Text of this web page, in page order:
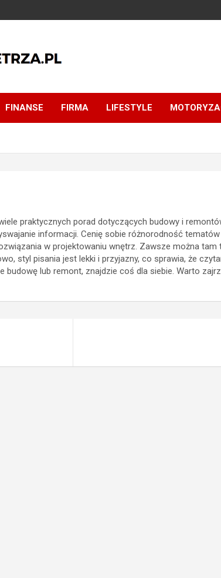
FINANSE FIRMA LIFESTYLE
praktycznych porad dotyczących budowy i
informacji. Cenię sobie różnorodność
w projektowaniu wnętrz. Zawsze można tam
styl pisania jest lekki i przyjazny, co sprawia, że
budowę lub remont, znajdzie coś dla siebie. Warto